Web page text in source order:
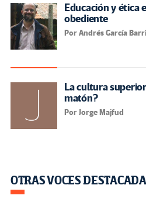
Educación y ética
obediente
Por Andrés García
La cultura
matón?
Por Jorge Majfud
OTRAS VOCES